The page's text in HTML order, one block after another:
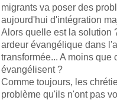
migrants va poser des
aujourd'hui d'intégration
Alors quelle est la solution
ardeur évangélique dans
transformée... A moins
évangélisent ?
Comme toujours, les
problème qu'ils n'ont pas